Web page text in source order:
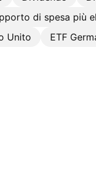
di spesa più
Unito ETF